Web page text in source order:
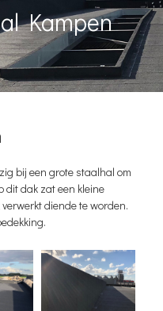
Kampen
bij een grote staalhal om
dit dak zat een kleine
diende te worden.